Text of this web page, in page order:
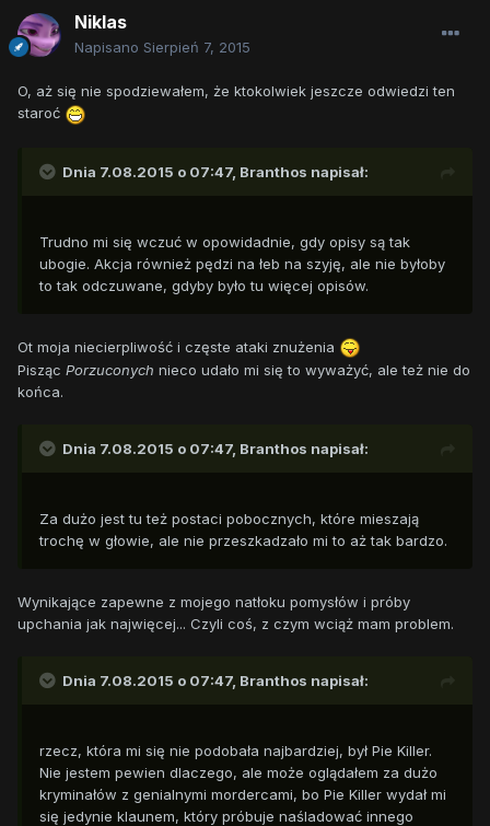
Niklas
Napisano Sierpień 7, 2015
O, aż się nie spodziewałem, że ktokolwiek jeszcze odwiedzi ten
staroć
Dnia 7.08.2015 o 07:47, Branthos napisał:
Trudno mi się wczuć w opowidadnie, gdy opisy są tak
ubogie. Akcja również pędzi na łeb na szyję, ale nie byłoby
to tak odczuwane, gdyby było tu więcej opisów.
Ot moja niecierpliwość i częste ataki znużenia
Pisząc Porzuconych nieco udało mi się to wyważyć, ale też nie do
końca.
Dnia 7.08.2015 o 07:47, Branthos napisał:
Za dużo jest tu też postaci pobocznych, które mieszają
trochę w głowie, ale nie przeszkadzało mi to aż tak bardzo.
Wynikające zapewne z mojego natłoku pomysłów i próby
upchania jak najwięcej... Czyli coś, z czym wciąż mam problem.
Dnia 7.08.2015 o 07:47, Branthos napisał:
rzecz, która mi się nie podobała najbardziej, był Pie Killer.
Nie jestem pewien dlaczego, ale może oglądałem za dużo
kryminałów z genialnymi mordercami, bo Pie Killer wydał mi
się jedynie klaunem, który próbuje naśladować innego